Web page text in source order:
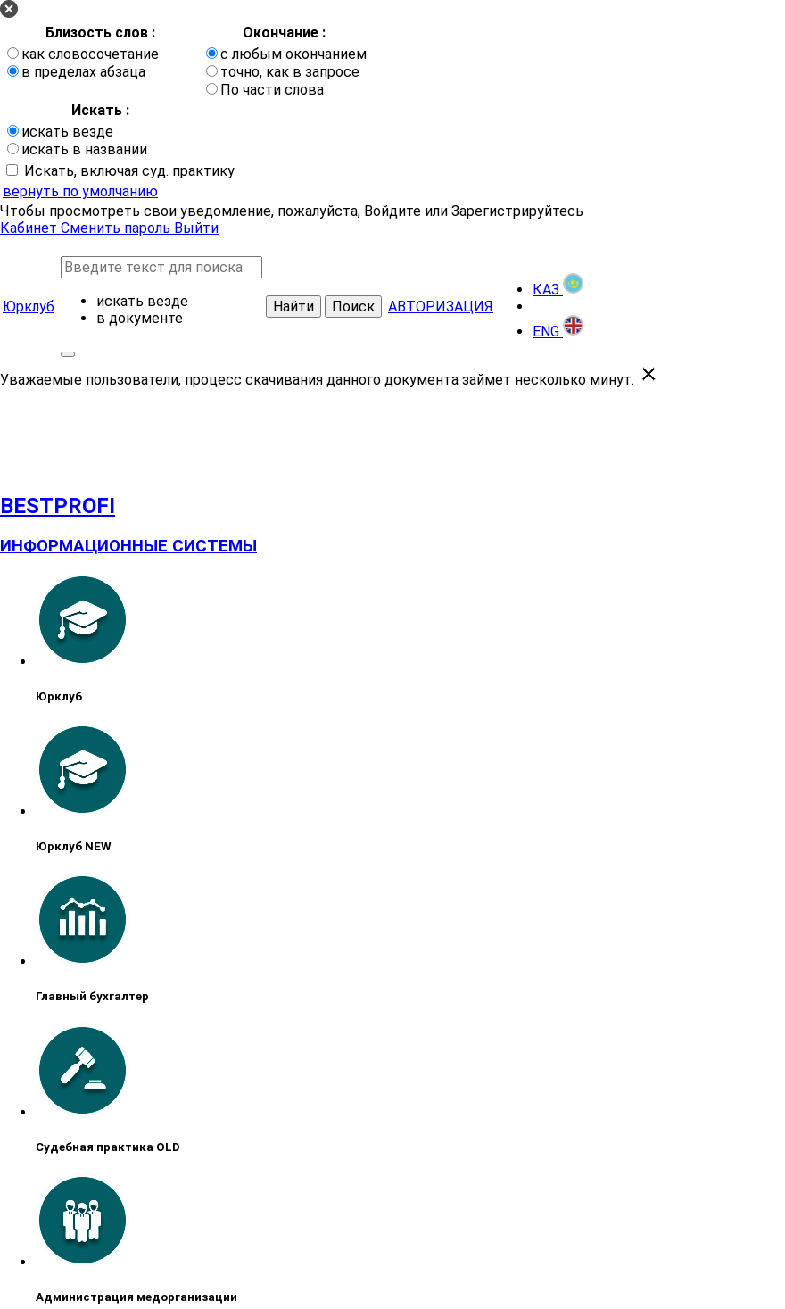
Близость слов :
Окончание :
как словосочетание
в пределах абзаца
с любым окончанием
точно, как в запросе
По части слова
Искать :
искать везде
искать в названии
Искать, включая суд. практику
вернуть по умолчанию
Чтобы просмотреть свои уведомление, пожалуйста, Войдите или Зарегистрируйтесь
Кабинет Сменить пароль Выйти
Юрклуб
искать везде
в документе
Найти Поиск АВТОРИЗАЦИЯ
КАЗ
ENG
Уважаемые пользователи, процесс скачивания данного документа займет несколько минут.
BESTPROFI
ИНФОРМАЦИОННЫЕ СИСТЕМЫ
Юрклуб
Юрклуб NEW
Главный бухгалтер
Судебная практика OLD
Администрация медорганизации